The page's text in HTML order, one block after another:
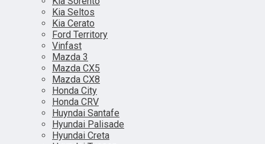
Kia Seltos
Kia Cerato
Ford Territory
Vinfast
Mazda 3
Mazda CX5
Mazda CX8
Honda City
Honda CRV
Huyndai Santafe
Hyundai Palisade
Hyundai Creta